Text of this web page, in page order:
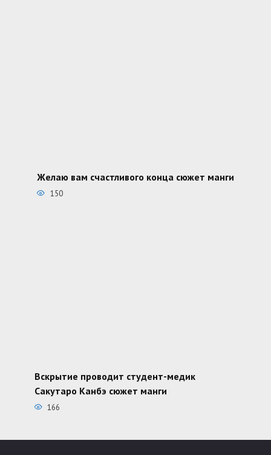
Желаю вам счастливого конца сюжет манги
150
Вскрытие проводит студент-медик
Сакутаро Канбэ сюжет манги
166